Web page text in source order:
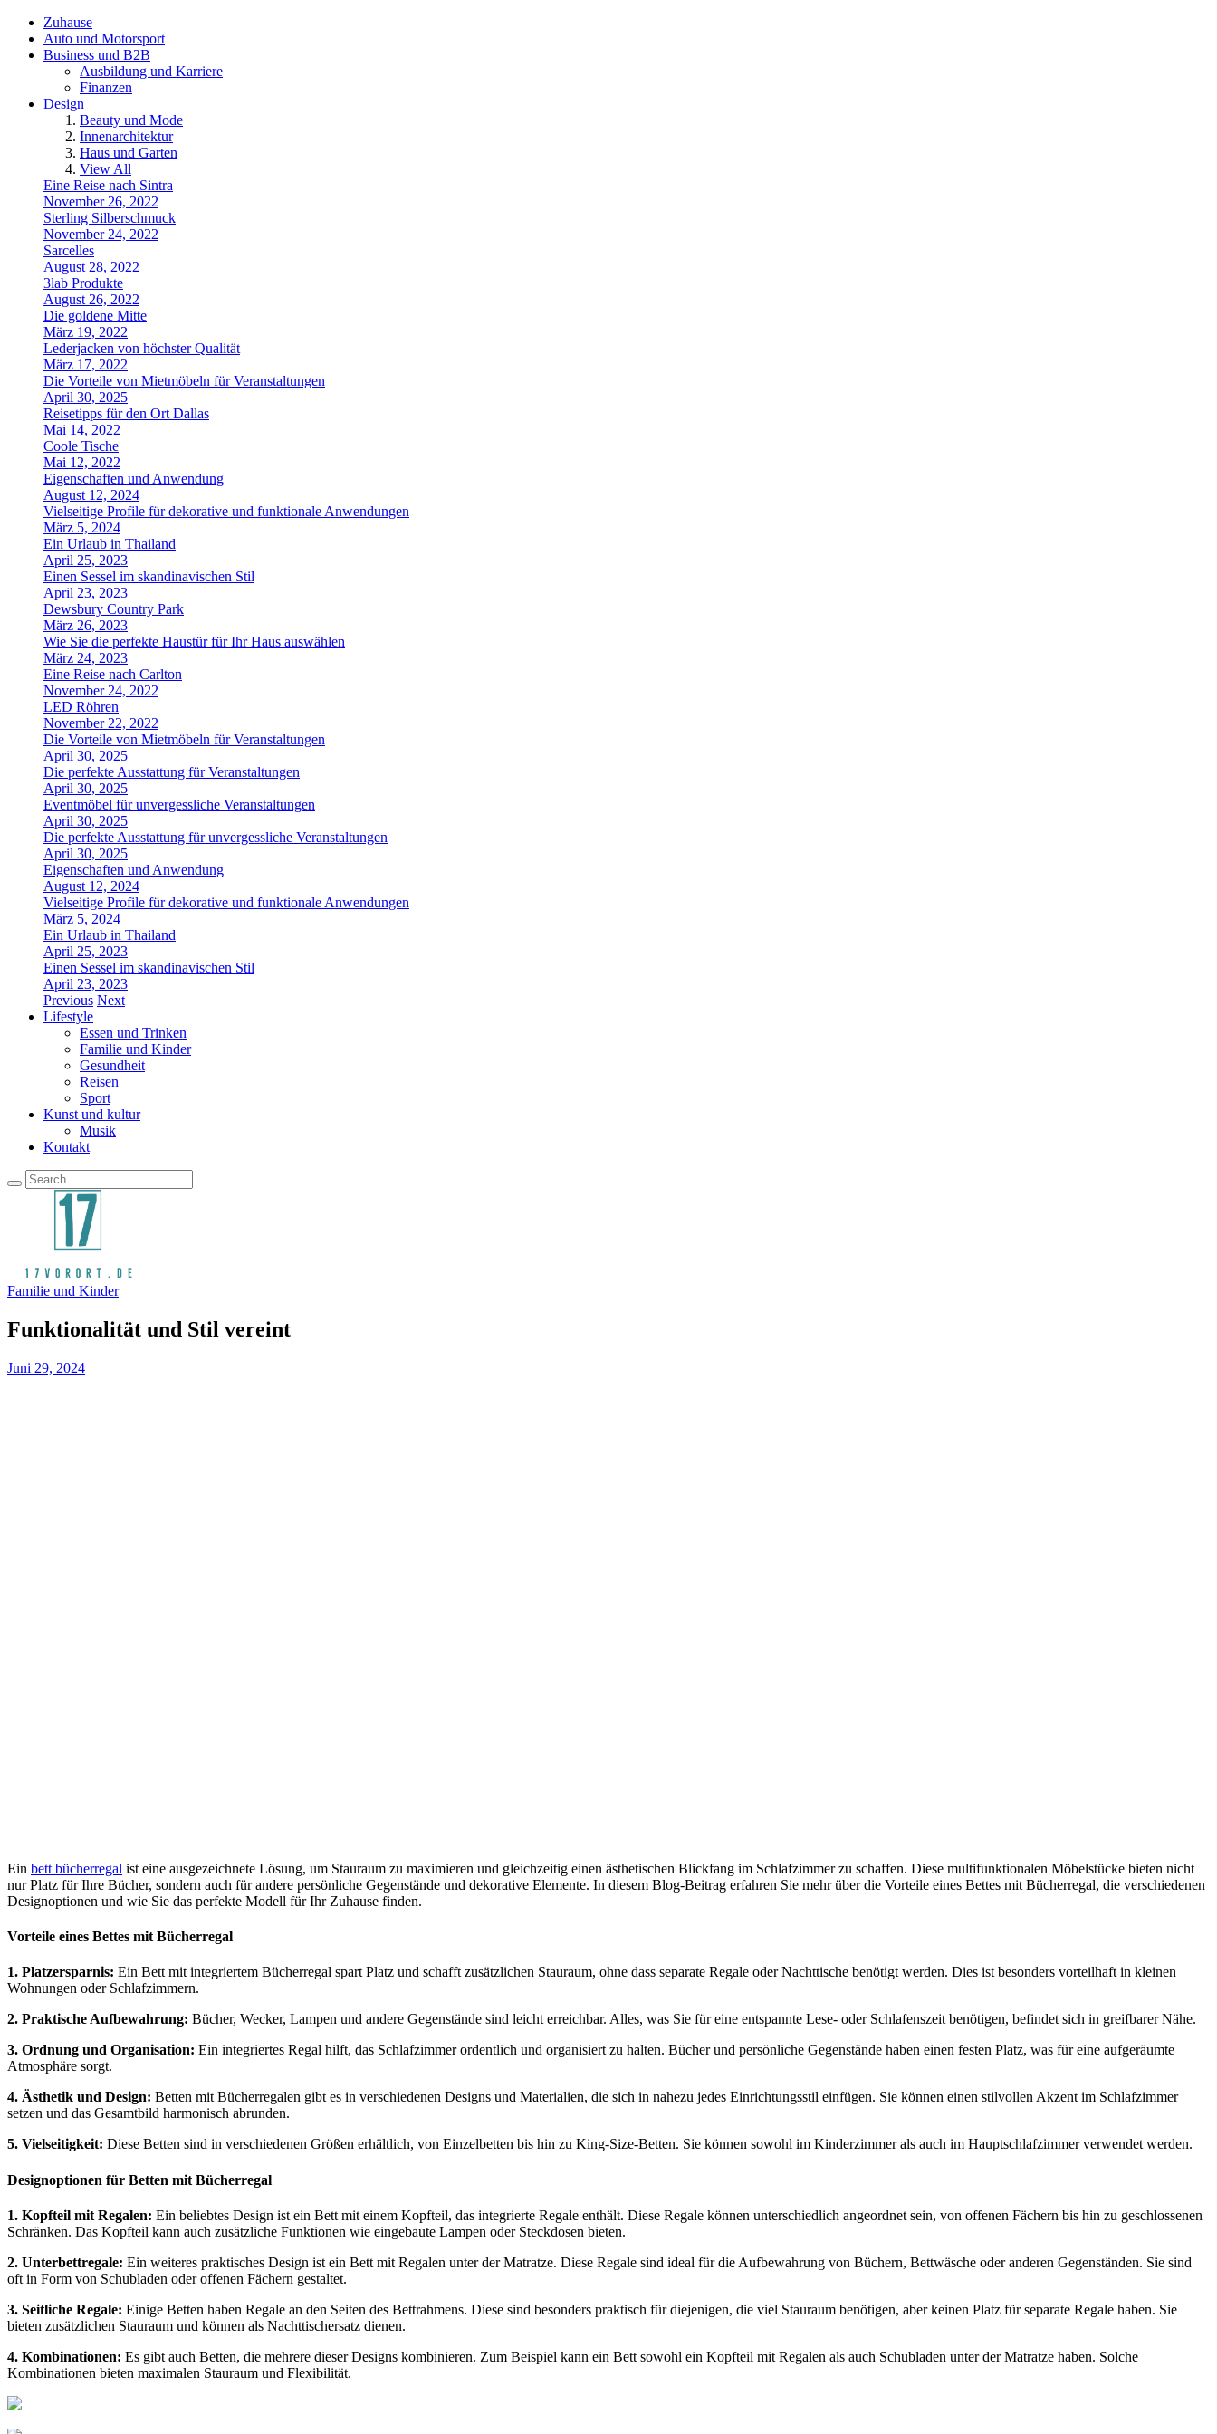
Zuhause
Auto und Motorsport
Business und B2B
Ausbildung und Karriere
Finanzen
Design
Beauty und Mode
Innenarchitektur
Haus und Garten
View All
Eine Reise nach Sintra
November 26, 2022
Sterling Silberschmuck
November 24, 2022
Sarcelles
August 28, 2022
3lab Produkte
August 26, 2022
Die goldene Mitte
März 19, 2022
Lederjacken von höchster Qualität
März 17, 2022
Die Vorteile von Mietmöbeln für Veranstaltungen
April 30, 2025
Reisetipps für den Ort Dallas
Mai 14, 2022
Coole Tische
Mai 12, 2022
Eigenschaften und Anwendung
August 12, 2024
Vielseitige Profile für dekorative und funktionale Anwendungen
März 5, 2024
Ein Urlaub in Thailand
April 25, 2023
Einen Sessel im skandinavischen Stil
April 23, 2023
Dewsbury Country Park
März 26, 2023
Wie Sie die perfekte Haustür für Ihr Haus auswählen
März 24, 2023
Eine Reise nach Carlton
November 24, 2022
LED Röhren
November 22, 2022
Die Vorteile von Mietmöbeln für Veranstaltungen
April 30, 2025
Die perfekte Ausstattung für Veranstaltungen
April 30, 2025
Eventmöbel für unvergessliche Veranstaltungen
April 30, 2025
Die perfekte Ausstattung für unvergessliche Veranstaltungen
April 30, 2025
Eigenschaften und Anwendung
August 12, 2024
Vielseitige Profile für dekorative und funktionale Anwendungen
März 5, 2024
Ein Urlaub in Thailand
April 25, 2023
Einen Sessel im skandinavischen Stil
April 23, 2023
Previous Next
Lifestyle
Essen und Trinken
Familie und Kinder
Gesundheit
Reisen
Sport
Kunst und kultur
Musik
Kontakt
Familie und Kinder
Funktionalität und Stil vereint
Juni 29, 2024
Ein bett bücherregal ist eine ausgezeichnete Lösung, um Stauraum zu maximieren und gleichzeitig einen ästhetischen Blickfang im Schlafzimmer zu schaffen. Diese multifunktionalen Möbelstücke bieten nicht
nur Platz für Ihre Bücher, sondern auch für andere persönliche Gegenstände und dekorative Elemente. In diesem Blog-Beitrag erfahren Sie mehr über die Vorteile eines Bettes mit Bücherregal, die verschiedenen
Designoptionen und wie Sie das perfekte Modell für Ihr Zuhause finden.
Vorteile eines Bettes mit Bücherregal
1. Platzersparnis: Ein Bett mit integriertem Bücherregal spart Platz und schafft zusätzlichen Stauraum, ohne dass separate Regale oder Nachttische benötigt werden. Dies ist besonders vorteilhaft in kleinen
Wohnungen oder Schlafzimmern.
2. Praktische Aufbewahrung: Bücher, Wecker, Lampen und andere Gegenstände sind leicht erreichbar. Alles, was Sie für eine entspannte Lese- oder Schlafenszeit benötigen, befindet sich in greifbarer Nähe.
3. Ordnung und Organisation: Ein integriertes Regal hilft, das Schlafzimmer ordentlich und organisiert zu halten. Bücher und persönliche Gegenstände haben einen festen Platz, was für eine aufgeräumte
Atmosphäre sorgt.
4. Ästhetik und Design: Betten mit Bücherregalen gibt es in verschiedenen Designs und Materialien, die sich in nahezu jedes Einrichtungsstil einfügen. Sie können einen stilvollen Akzent im Schlafzimmer
setzen und das Gesamtbild harmonisch abrunden.
5. Vielseitigkeit: Diese Betten sind in verschiedenen Größen erhältlich, von Einzelbetten bis hin zu King-Size-Betten. Sie können sowohl im Kinderzimmer als auch im Hauptschlafzimmer verwendet werden.
Designoptionen für Betten mit Bücherregal
1. Kopfteil mit Regalen: Ein beliebtes Design ist ein Bett mit einem Kopfteil, das integrierte Regale enthält. Diese Regale können unterschiedlich angeordnet sein, von offenen Fächern bis hin zu geschlossenen
Schränken. Das Kopfteil kann auch zusätzliche Funktionen wie eingebaute Lampen oder Steckdosen bieten.
2. Unterbettregale: Ein weiteres praktisches Design ist ein Bett mit Regalen unter der Matratze. Diese Regale sind ideal für die Aufbewahrung von Büchern, Bettwäsche oder anderen Gegenständen. Sie sind
oft in Form von Schubladen oder offenen Fächern gestaltet.
3. Seitliche Regale: Einige Betten haben Regale an den Seiten des Bettrahmens. Diese sind besonders praktisch für diejenigen, die viel Stauraum benötigen, aber keinen Platz für separate Regale haben. Sie
bieten zusätzlichen Stauraum und können als Nachttischersatz dienen.
4. Kombinationen: Es gibt auch Betten, die mehrere dieser Designs kombinieren. Zum Beispiel kann ein Bett sowohl ein Kopfteil mit Regalen als auch Schubladen unter der Matratze haben. Solche
Kombinationen bieten maximalen Stauraum und Flexibilität.